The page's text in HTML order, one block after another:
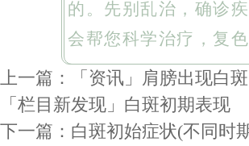
的。先别乱治，确诊
会帮您科学治疗，复色
上一篇：
「资讯」肩膀出现白
「栏目新发现」白斑初期表现
下一篇： 白斑初始症状(不同时